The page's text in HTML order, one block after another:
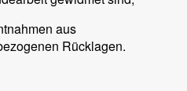
aus
Rücklagen.